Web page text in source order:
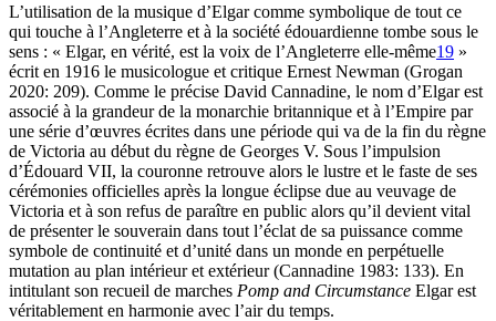
L’utilisation de la musique d’Elgar comme symbolique de tout ce
qui touche à l’Angleterre et à la société édouardienne tombe sous le
sens : « Elgar, en vérité, est la voix de l’Angleterre elle-même19 »
écrit en 1916 le musicologue et critique Ernest Newman (Grogan
2020: 209). Comme le précise David Cannadine, le nom d’Elgar est
associé à la grandeur de la monarchie britannique et à l’Empire par
une série d’œuvres écrites dans une période qui va de la fin du règne
de Victoria au début du règne de Georges V. Sous l’impulsion
d’Édouard VII, la couronne retrouve alors le lustre et le faste de ses
cérémonies officielles après la longue éclipse due au veuvage de
Victoria et à son refus de paraître en public alors qu’il devient vital
de présenter le souverain dans tout l’éclat de sa puissance comme
symbole de continuité et d’unité dans un monde en perpétuelle
mutation au plan intérieur et extérieur (Cannadine 1983: 133). En
intitulant son recueil de marches Pomp and Circumstance Elgar est
véritablement en harmonie avec l’air du temps.